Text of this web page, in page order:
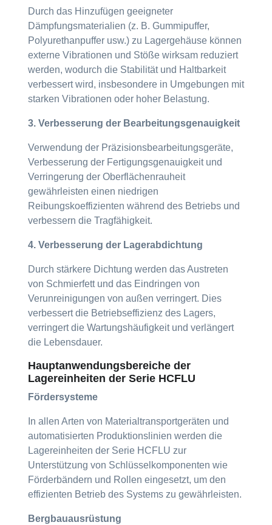
Durch das Hinzufügen geeigneter
Dämpfungsmaterialien (z. B. Gummipuffer,
Polyurethanpuffer usw.) zu Lagergehäuse können
externe Vibrationen und Stöße wirksam reduziert
werden, wodurch die Stabilität und Haltbarkeit
verbessert wird, insbesondere in Umgebungen mit
starken Vibrationen oder hoher Belastung.
3. Verbesserung der Bearbeitungsgenauigkeit
Verwendung der Präzisionsbearbeitungsgeräte,
Verbesserung der Fertigungsgenauigkeit und
Verringerung der Oberflächenrauheit
gewährleisten einen niedrigen
Reibungskoeffizienten während des Betriebs und
verbessern die Tragfähigkeit.
4. Verbesserung der Lagerabdichtung
Durch stärkere Dichtung werden das Austreten
von Schmierfett und das Eindringen von
Verunreinigungen von außen verringert. Dies
verbessert die Betriebseffizienz des Lagers,
verringert die Wartungshäufigkeit und verlängert
die Lebensdauer.
Hauptanwendungsbereiche der
Lagereinheiten der Serie HCFLU
Fördersysteme
In allen Arten von Materialtransportgeräten und
automatisierten Produktionslinien werden die
Lagereinheiten der Serie HCFLU zur
Unterstützung von Schlüsselkomponenten wie
Förderbändern und Rollen eingesetzt, um den
effizienten Betrieb des Systems zu gewährleisten.
Bergbauausrüstung